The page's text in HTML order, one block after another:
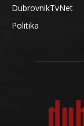
DubrovnikTvNet
Politika